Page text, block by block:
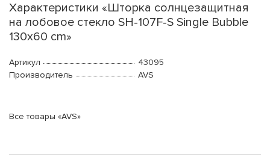
Характеристики «Шторка солнцезащитная
на лобовое стекло SH-107F-S Single Bubble
130x60 cm»
Артикул
43095
Производитель
AVS
Все товары «AVS»